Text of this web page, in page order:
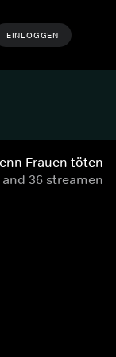
EINLOGGEN
Frauen töten
and 36 streamen